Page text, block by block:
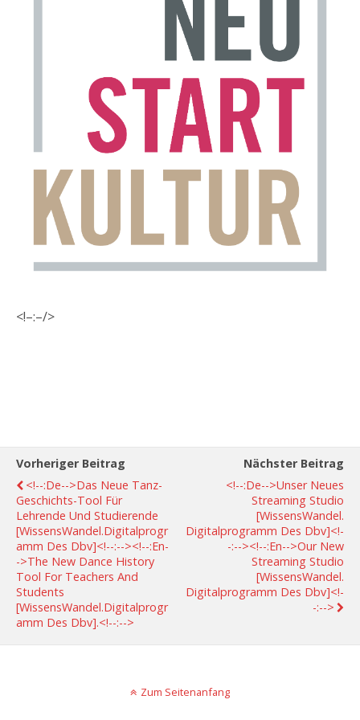
<!–:–/>
Vorheriger Beitrag
<!--:de-->Das Neue Tanz-
Geschichts-Tool Für
Lehrende Und Studierende
[WissensWandel.Digitalprogr
Amm Des Dbv]<!--:--><!--:en-
->The New Dance History
Tool For Teachers And
Students
[WissensWandel.Digitalprogr
Amm Des Dbv].<!--:-->
Nächster Beitrag
<!--:de-->Unser Neues
Streaming Studio
[WissensWandel.
Digitalprogramm Des Dbv]<!-
-:--><!--:en-->Our New
Streaming Studio
[WissensWandel.
Digitalprogramm Des Dbv]<!-
-:-->
Zum Seitenanfang